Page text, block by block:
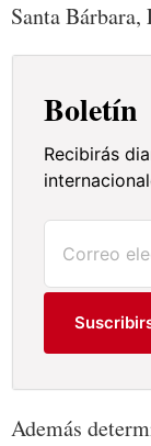
Santa
Boletín
Recibirás
Además